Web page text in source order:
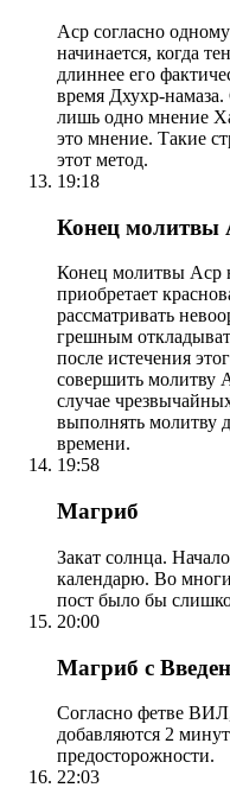
Аср согласно
начинается, когда
длиннее его
время Дхухр-намаза.
лишь одно мнение
это мнение. Такие
этот метод.
19:18
Конец молитвы
Конец молитвы Аср
приобретает
рассматривать
грешным
после истечения
совершить молитву
случае
выполнять молитву
времени.
19:58
Магриб
Закат солнца.
календарю. Во
пост было бы
20:00
Магриб с
Согласно фетве
добавляются 2
предосторожности.
22:03